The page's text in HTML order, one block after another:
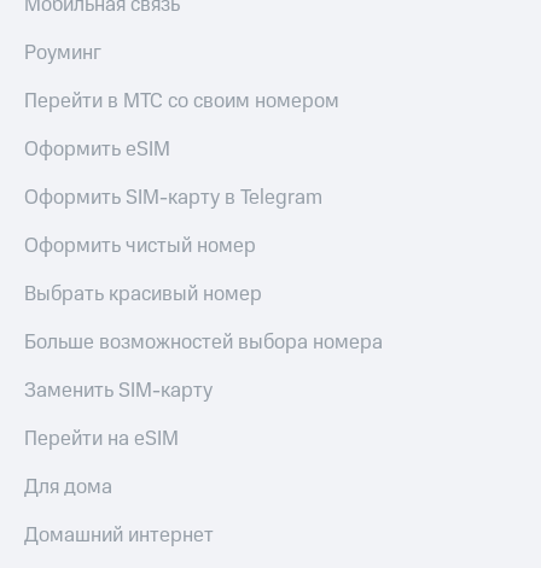
Роуминг
Перейти в МТС со своим номером
Оформить eSIM
Оформить SIM-карту в Telegram
Оформить чистый номер
Выбрать красивый номер
Больше возможностей выбора номера
Заменить SIM-карту
Перейти на eSIM
Для дома
Домашний интернет